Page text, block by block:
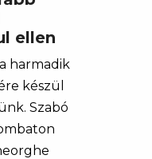
ellen
harmadik
készül
Szabó